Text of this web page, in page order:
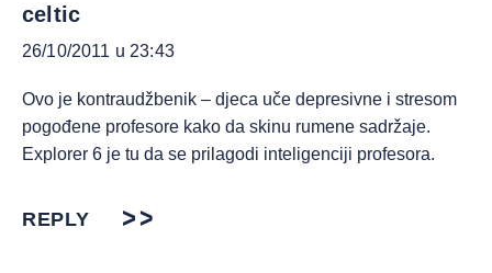
celtic
26/10/2011 u 23:43
Ovo je kontraudžbenik – djeca uče depresivne i stresom
pogođene profesore kako da skinu rumene sadržaje.
Explorer 6 je tu da se prilagodi inteligenciji profesora.
REPLY